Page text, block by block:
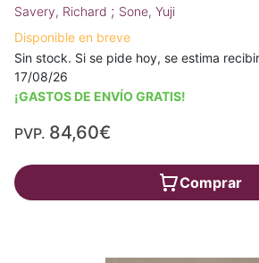
Savery, Richard ; Sone, Yuji
Disponible en breve
Sin stock. Si se pide hoy, se estima
17/08/26
¡GASTOS DE ENVÍO GRATIS!
PVP. 84,60€
Comprar